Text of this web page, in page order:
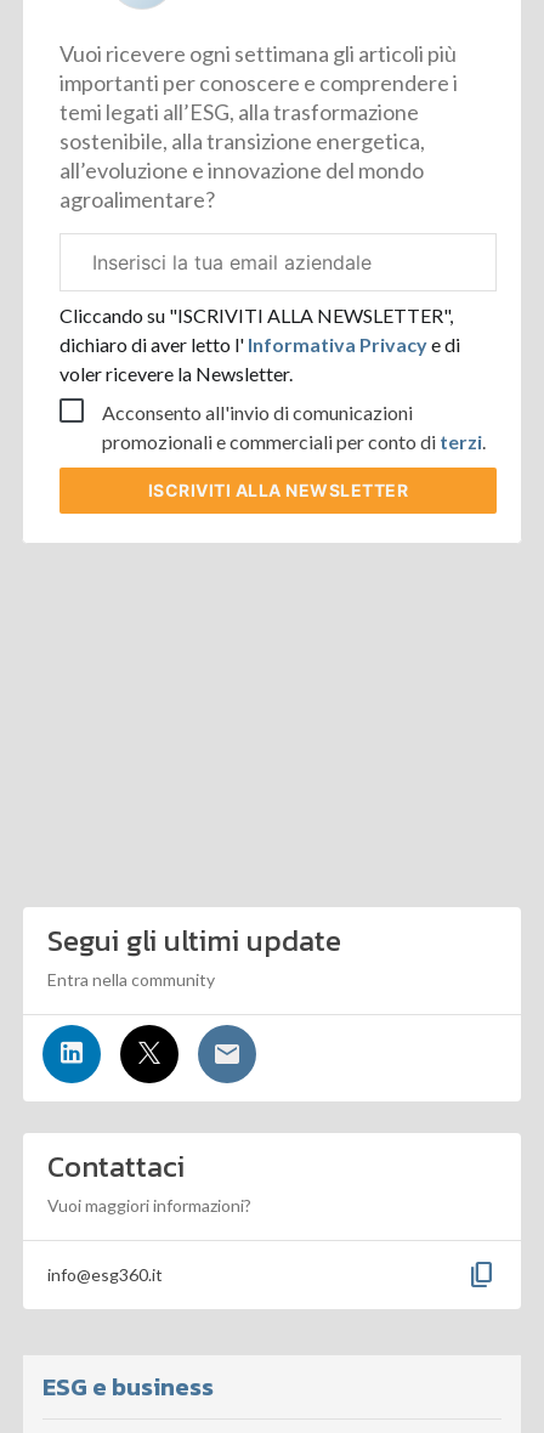
Vuoi ricevere ogni settimana gli articoli più
importanti per conoscere e comprendere i
temi legati all’ESG, alla trasformazione
sostenibile, alla transizione energetica,
all’evoluzione e innovazione del mondo
agroalimentare?
aziendale
Cliccando su "ISCRIVITI ALLA NEWSLETTER",
dichiaro di aver letto l' Informativa Privacye di
voler ricevere la Newsletter.
Acconsento all'invio di comunicazioni
promozionali e commerciali per conto di terzi.
ISCRIVITI ALLA NEWSLETTER
Segui gli ultimi update
Entra nella community
Contattaci
Vuoi maggiori informazioni?
info@esg360.it content_copy
ESG e business